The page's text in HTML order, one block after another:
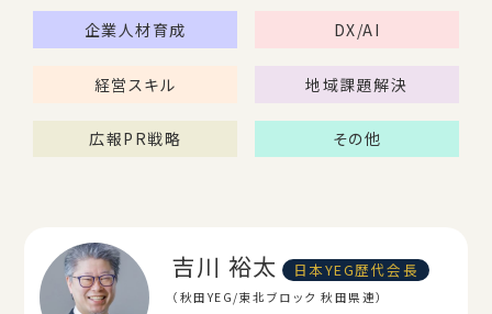
企業人材育成 DX/AI
経営スキル 地域課題解決
広報PR戦略 その他
吉川 裕太 日本YEG歴代会長
（秋田YEG/東北ブロック 秋田県連）